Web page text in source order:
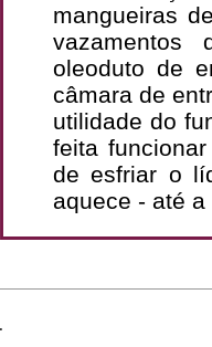
mangueiras
oleoduto de
câmara de
utilidade do
feita
de esfriar o
aquece - até